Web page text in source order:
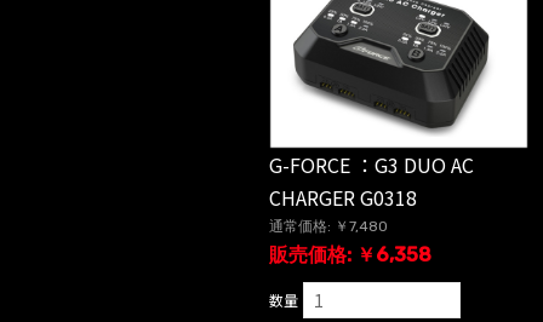
G-FORCE ：G3 DUO AC
CHARGER G0318
通常価格: ￥7,480
販売価格: ￥6,358
数量